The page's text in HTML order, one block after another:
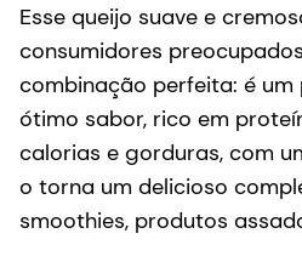
Esse queijo suave e
consumidores
combinação perfeita: é
ótimo sabor, rico em
calorias e gorduras, com
o torna um delicioso
smoothies, produtos